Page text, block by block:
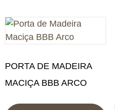
PORTA DE MADEIRA
MACIÇA BBB ARCO